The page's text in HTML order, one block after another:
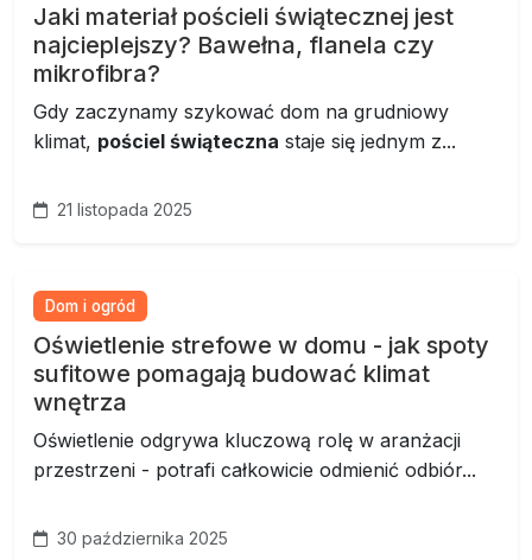
Jaki materiał pościeli świątecznej jest
najcieplejszy? Bawełna, flanela czy
mikrofibra?
Gdy zaczynamy szykować dom na grudniowy
klimat, pościel świąteczna staje się jednym z...
21 listopada 2025
Dom i ogród
Oświetlenie strefowe w domu - jak spoty
sufitowe pomagają budować klimat
wnętrza
Oświetlenie odgrywa kluczową rolę w aranżacji
przestrzeni - potrafi całkowicie odmienić odbiór...
30 października 2025